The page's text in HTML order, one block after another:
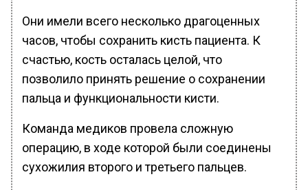
Они имели всего несколько драгоценных
часов, чтобы сохранить кисть пациента. К
счастью, кость осталась целой, что
позволило принять решение о сохранении
пальца и функциональности кисти.
Команда медиков провела сложную
операцию, в ходе которой были соединены
сухожилия второго и третьего пальцев.